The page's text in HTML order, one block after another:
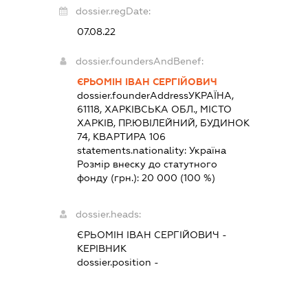
dossier.regDate:
07.08.22
dossier.foundersAndBenef:
ЄРЬОМІН ІВАН СЕРГІЙОВИЧ
dossier.founderAddressУКРАЇНА,
61118, ХАРКІВСЬКА ОБЛ., МІСТО
ХАРКІВ, ПР.ЮВІЛЕЙНИЙ, БУДИНОК
74, КВАРТИРА 106
statements.nationality:Україна
Розмір внеску до статутного
фонду (грн.):20 000 (100 %)
dossier.heads:
ЄРЬОМІН ІВАН СЕРГІЙОВИЧ -
КЕРІВНИК
dossier.position -